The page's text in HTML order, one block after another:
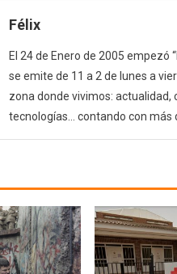
Félix
El 24 de Enero de 2005 empezó
se emite de 11 a 2 de lunes a
zona donde vivimos: actualidad,
tecnologías… contando con más